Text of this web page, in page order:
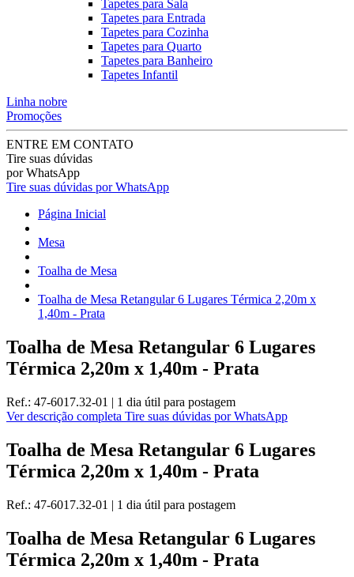
Tapetes para Sala
Tapetes para Entrada
Tapetes para Cozinha
Tapetes para Quarto
Tapetes para Banheiro
Tapetes Infantil
Linha nobre
Promoções
ENTRE EM CONTATO
Tire suas dúvidas
por WhatsApp
Tire suas dúvidas por WhatsApp
Página Inicial
Mesa
Toalha de Mesa
Toalha de Mesa Retangular 6 Lugares Térmica 2,20m x
1,40m - Prata
Toalha de Mesa Retangular 6 Lugares
Térmica 2,20m x 1,40m - Prata
Ref.: 47-6017.32-01 | 1 dia útil para postagem
Ver descrição completa Tire suas dúvidas por WhatsApp
Toalha de Mesa Retangular 6 Lugares
Térmica 2,20m x 1,40m - Prata
Ref.: 47-6017.32-01 | 1 dia útil para postagem
Toalha de Mesa Retangular 6 Lugares
Térmica 2,20m x 1,40m - Prata